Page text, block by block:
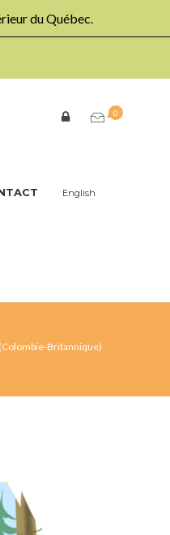
du Québec.
0
English
Britannique)